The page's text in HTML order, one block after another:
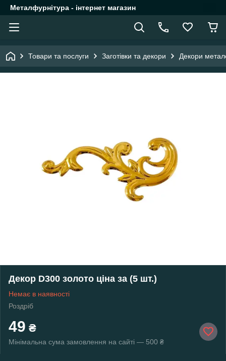
Металфурнітура - інтернет магазин
Товари та послуги Заготівки та декори Декори
Декор D300 золото ціна за (5 шт.)
Немає в наявності
Роздріб
49 ₴
Мінімальна сума замовлення на сайті — 500 ₴